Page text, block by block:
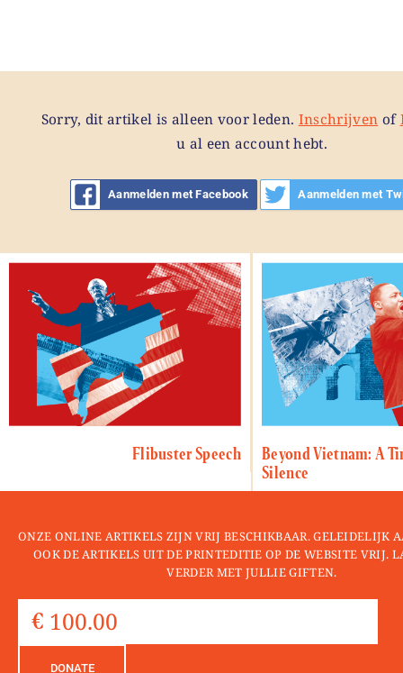
Sorry, dit artikel is alleen voor leden. Inschrijven of
u al een account hebt.
Aanmelden met Facebook Aanmelden met
Flibuster Speech
Beyond Vietnam: A
Silence
ONZE ONLINE ARTIKELS ZIJN VRIJ BESCHIKBAAR. GELEIDELIJK
OOK DE ARTIKELS UIT DE PRINTEDITIE OP DE WEBSITE VRIJ.
VERDER MET JULLIE GIFTEN.
DONATE